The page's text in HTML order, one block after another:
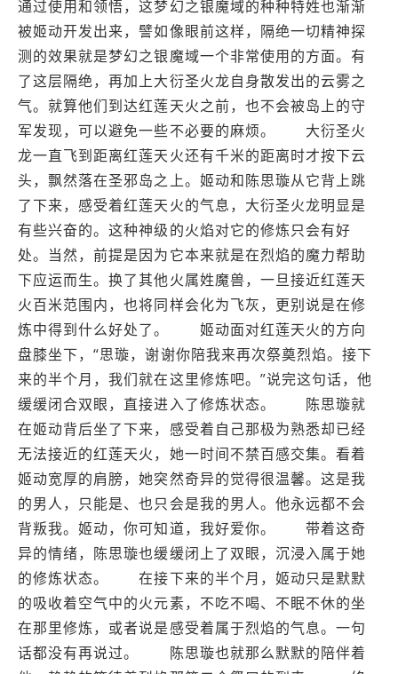
通过使用和领悟，这梦幻之银魔域的种种特姓也渐渐
被姬动开发出来，譬如像眼前这样，隔绝一切精神探
测的效果就是梦幻之银魔域一个非常使用的方面。有
了这层隔绝，再加上大衍圣火龙自身散发出的云雾之
气。就算他们到达红莲天火之前，也不会被岛上的守
军发现，可以避免一些不必要的麻烦。 大衍圣火
龙一直飞到距离红莲天火还有千米的距离时才按下云
头，飘然落在圣邪岛之上。姬动和陈思璇从它背上跳
了下来，感受着红莲天火的气息，大衍圣火龙明显是
有些兴奋的。这种神级的火焰对它的修炼只会有好
处。当然，前提是因为它本来就是在烈焰的魔力帮助
下应运而生。换了其他火属姓魔兽，一旦接近红莲天
火百米范围内，也将同样会化为飞灰，更别说是在修
炼中得到什么好处了。 姬动面对红莲天火的方向
盘膝坐下，“思璇，谢谢你陪我来再次祭奠烈焰。接下
来的半个月，我们就在这里修炼吧。”说完这句话，他
缓缓闭合双眼，直接进入了修炼状态。 陈思璇就
在姬动背后坐了下来，感受着自己那极为熟悉却已经
无法接近的红莲天火，她一时间不禁百感交集。看着
姬动宽厚的肩膀，她突然奇异的觉得很温馨。这是我
的男人，只能是、也只会是我的男人。他永远都不会
背叛我。姬动，你可知道，我好爱你。 带着这奇
异的情绪，陈思璇也缓缓闭上了双眼，沉浸入属于她
的修炼状态。 在接下来的半个月，姬动只是默默
的吸收着空气中的火元素，不吃不喝、不眠不休的坐
在那里修炼，或者说是感受着属于烈焰的气息。一句
话都没有再说过。 陈思璇也就那么默默的陪伴着